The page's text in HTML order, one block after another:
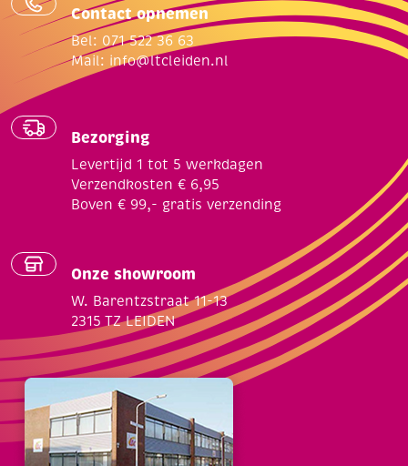
Contact opnemen
Bel: 071 522 36 63
Mail: info@ltcleiden.nl
Bezorging
Levertijd 1 tot 5 werkdagen
Verzendkosten € 6,95
Boven € 99,- gratis verzending
Onze showroom
W. Barentzstraat 11-13
2315 TZ LEIDEN